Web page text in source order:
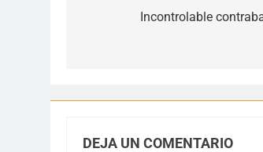
Incontrolable
DEJA UN COMENTARIO